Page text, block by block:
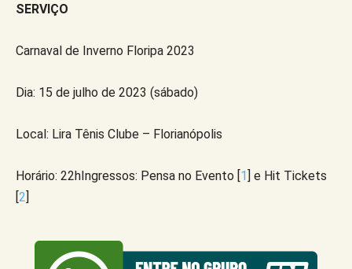
SERVIÇO
Carnaval de Inverno Floripa 2023
Dia: 15 de julho de 2023 (sábado)
Local: Lira Tênis Clube – Florianópolis
Horário: 22hIngressos: Pensa no Evento [1] e Hit Tickets
[2]